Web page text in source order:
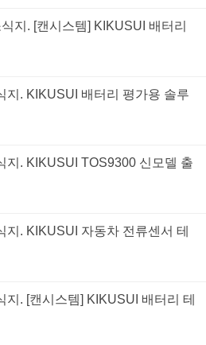
지. [캔시스템] KIKUSUI 배터리
지. KIKUSUI 배터리 평가용 솔루
지. KIKUSUI TOS9300 신모델 출
. KIKUSUI 자동차 전류센서 테
. [캔시스템] KIKUSUI 배터리 테